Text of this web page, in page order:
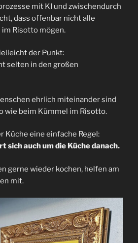
mit KI und zwischendurch
dass offenbar nicht alle
Risotto mögen.
der Punkt:
selten in den großen
ehrlich miteinander sind
wie beim Kümmel im Risotto.
Küche eine einfache Regel:
sich auch um die Küche danach.
gerne wieder kochen, helfen am
mit.